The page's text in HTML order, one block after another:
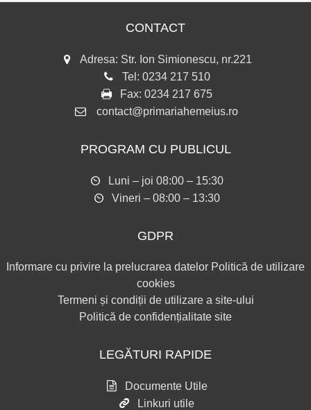
CONTACT
Adresa: Str. Ion Simionescu, nr.221
Tel: 0234 217 510
Fax: 0234 217 675
contact@primariahemeius.ro
PROGRAM CU PUBLICUL
Luni – joi 08:00 – 15:30
Vineri – 08:00 – 13:30
GDPR
Informare cu privire la prelucrarea datelor Politică de utilizare
cookies
Termeni și condiții de utilizare a site-ului
Politică de confidențialitate site
LEGĂTURI RAPIDE
Documente Utile
Linkuri utile